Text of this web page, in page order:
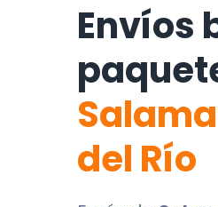
Envíos
del Río